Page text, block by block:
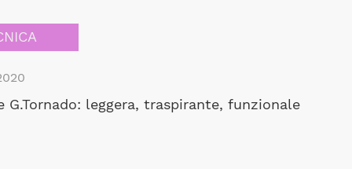
G.Tornado: leggera, traspirante, funzionale